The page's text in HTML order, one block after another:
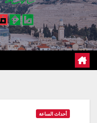
أحداث الساعة